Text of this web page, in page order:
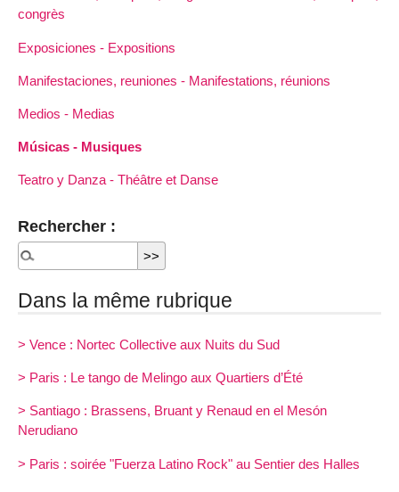
congrès
Exposiciones - Expositions
Manifestaciones, reuniones - Manifestations, réunions
Medios - Medias
Músicas - Musiques
Teatro y Danza - Théâtre et Danse
Rechercher :
Dans la même rubrique
> Vence : Nortec Collective aux Nuits du Sud
> Paris : Le tango de Melingo aux Quartiers d’Été
> Santiago : Brassens, Bruant y Renaud en el Mesón
Nerudiano
> Paris : soirée "Fuerza Latino Rock" au Sentier des Halles